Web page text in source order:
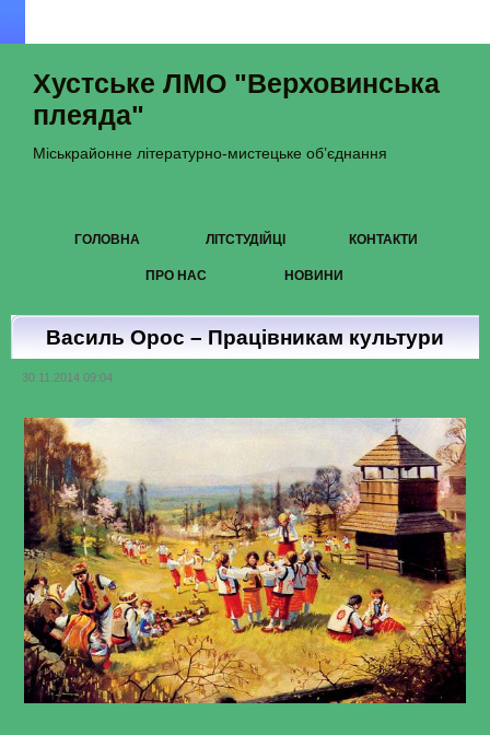
Хустське ЛМО "Верховинська
плеяда"
Міськрайонне літературно-мистецьке об’єднання
ГОЛОВНА ЛІТСТУДІЙЦІ КОНТАКТИ
ПРО НАС НОВИНИ
Василь Орос – Працівникам культури
30.11.2014 09:04